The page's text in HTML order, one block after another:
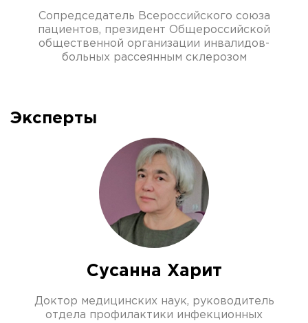
Сопредседатель Всероссийского союза
пациентов, президент Общероссийской
общественной организации инвалидов-
больных рассеянным склерозом
Эксперты
Сусанна Харит
Доктор медицинских наук, руководитель
отдела профилактики инфекционных